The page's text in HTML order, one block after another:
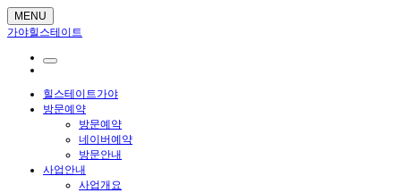
MENU
가야힐스테이트
힐스테이트가야
방문예약
방문예약
네이버예약
방문안내
사업안내
사업개요